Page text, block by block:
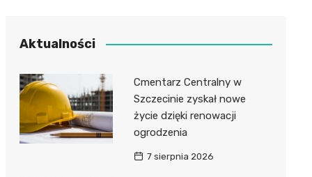
Szpital Wojskowy w
Publiczny
Zakład
Zdrowotnej
Aktualności
Cmentarz Centralny w
Szczecinie zyskał nowe
życie dzięki renowacji
ogrodzenia
7 sierpnia 2026